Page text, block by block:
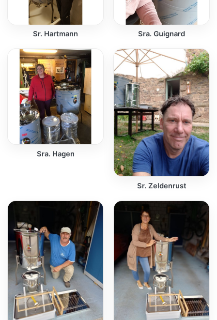
Sr. Hartmann Sra. Guignard
Sra. Hagen
Sr. Zeldenrust